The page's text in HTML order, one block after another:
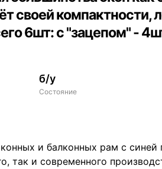
своей компактности,
6шт: с "зацепом" -
б/у
Состояние
и балконных рам с синей
так и современного